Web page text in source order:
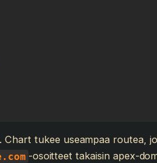
Chart tukee useampaa routea,
-osoitteet takaisin apex-